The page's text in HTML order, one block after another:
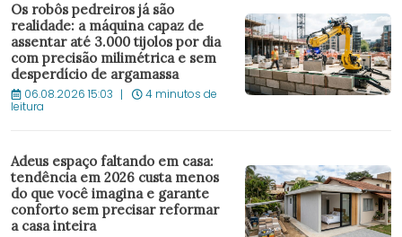
Os robôs pedreiros já são
realidade: a máquina capaz de
assentar até 3.000 tijolos por dia
com precisão milimétrica e sem
desperdício de argamassa
06.08.2026 15:03 4 minutos de
leitura
Adeus espaço faltando em casa:
tendência em 2026 custa menos
do que você imagina e garante
conforto sem precisar reformar
a casa inteira